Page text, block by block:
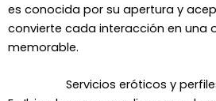
es conocida por su apertura y
convierte cada interacción en una
memorable.
Servicios eróticos y